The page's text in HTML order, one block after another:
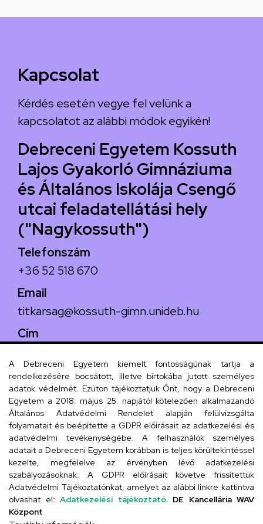
Kapcsolat
Kérdés esetén vegye fel velünk a
kapcsolatot az alábbi módok egyikén!
Debreceni Egyetem Kossuth
Lajos Gyakorló Gimnáziuma
és Általános Iskolája Csengő
utcai feladatellátási hely
("Nagykossuth")
Telefonszám
+36 52 518 670
Email
titkarsag@kossuth-gimn.unideb.hu
Cím
Szervezeti telefonkönyv
UD telefonkönyv
Titkárság
A Debreceni Egyetem kiemelt fontosságúnak tartja a
rendelkezésére bocsátott, illetve birtokába jutott személyes
adatok védelmét. Ezúton tájékoztatjuk Önt, hogy a Debreceni
Egyetem a 2018. május 25. napjától kötelezően alkalmazandó
Általános Adatvédelmi Rendelet alapján felülvizsgálta
folyamatait és beépítette a GDPR előírásait az adatkezelési és
adatvédelmi tevékenységébe. A felhasználók személyes
adatait a Debreceni Egyetem korábban is teljes körültekintéssel
kezelte, megfelelve az érvényben lévő adatkezelési
szabályozásoknak. A GDPR előírásait követve frissítettük
Adatvédelmi Tájékoztatónkat, amelyet az alábbi linkre kattintva
olvashat el: Adatkezelési tájékoztató. DE Kancellária WAV
Központ